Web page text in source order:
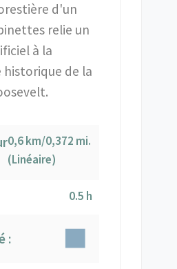
d'un
relie un
à la
historique de la
0,6 km/0,372 mi.
(Linéaire)
0.5 h
: